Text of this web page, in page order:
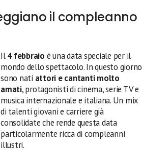
il compleanno
Il4 febbraio è una data speciale per il
mondo dello spettacolo. In questo giorno
sono nati attori e cantanti molto
amati, protagonisti di cinema, serie TV e
musica internazionale e italiana. Un mix
di talenti giovani e carriere già
consolidate che rende questa data
particolarmente ricca di compleanni
illustri.